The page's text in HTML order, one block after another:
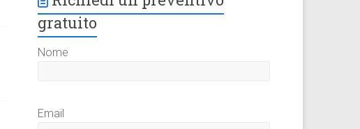
gratuito
Nome
Email